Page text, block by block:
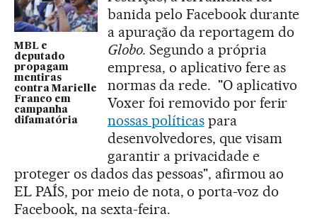
MBL e
deputado
propagam
mentiras
contra Marielle
Franco em
campanha
difamatória
banida pelo Facebook durante
a apuração da reportagem do
Globo. Segundo a própria
empresa, o aplicativo fere as
normas da rede. "O aplicativo
Voxer foi removido por ferir
nossas políticaspara
desenvolvedores, que visam
garantir a privacidade e
proteger os dados das pessoas", afirmou ao
EL PAÍS, por meio de nota, o porta-voz do
Facebook, na sexta-feira.